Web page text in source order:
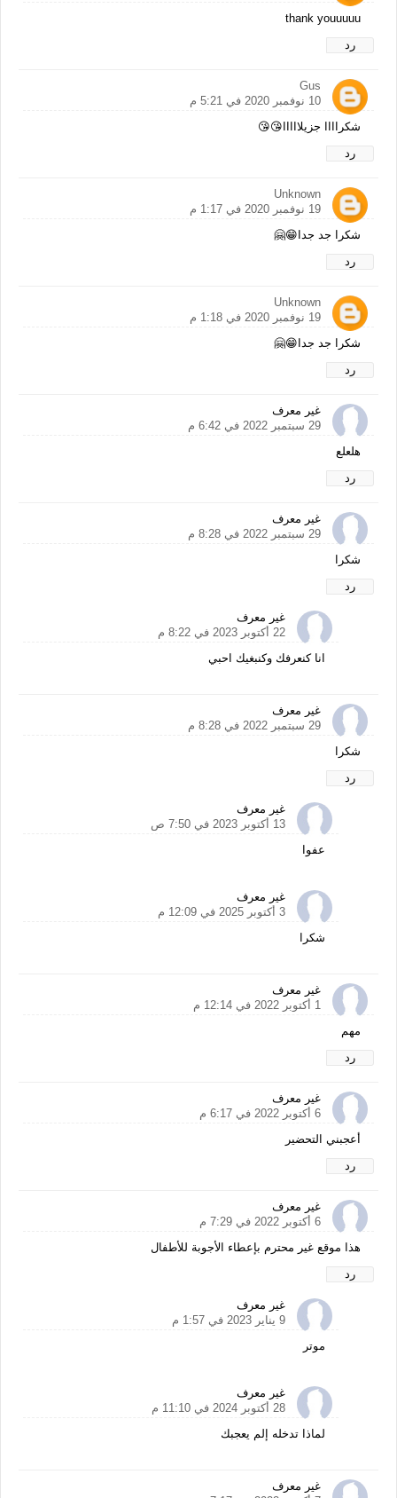
thank youuuuu
رد
Gus
10 نوفمبر 2020 في 5:21 م
شكراااا جزيلااااا😘😘
رد
Unknown
19 نوفمبر 2020 في 1:17 م
شكرا جد جدا😁🤗
رد
Unknown
19 نوفمبر 2020 في 1:18 م
شكرا جد جدا😁🤗
رد
غير معرف
29 سبتمبر 2022 في 6:42 م
هلعلع
رد
غير معرف
29 سبتمبر 2022 في 8:28 م
شكرا
رد
غير معرف
22 أكتوبر 2023 في 8:22 م
انا كنعرفك وكنبغيك احبي
غير معرف
29 سبتمبر 2022 في 8:28 م
شكرا
رد
غير معرف
13 أكتوبر 2023 في 7:50 ص
عفوا
غير معرف
3 أكتوبر 2025 في 12:09 م
شكرا
غير معرف
1 أكتوبر 2022 في 12:14 م
مهم
رد
غير معرف
6 أكتوبر 2022 في 6:17 م
أعجبني التحضير
رد
غير معرف
6 أكتوبر 2022 في 7:29 م
هذا موقع غير محترم بإعطاء الأجوبة للأطفال
رد
غير معرف
9 يناير 2023 في 1:57 م
موتر
غير معرف
28 أكتوبر 2024 في 11:10 م
لماذا تدخله إلم يعجبك
غير معرف